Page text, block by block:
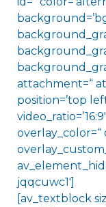
attachment=“
position=’top
jqqcuwc1′]
[av_textblock